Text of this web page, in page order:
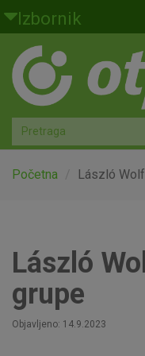
Skoči na glavni sadržaj
Izbornik
Građani
Privatno bankarstvo
Agro
Mala poduzeća i obrtnici
Globalna tržišta
Faktoring
O nama
Početna László
László
grupe
Objavljeno: 14.9.2023